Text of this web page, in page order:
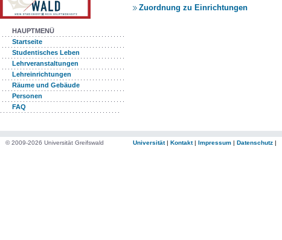
HAUPTMENÜ
Startseite
Studentisches Leben
Lehrveranstaltungen
Lehreinrichtungen
Räume und Gebäude
Personen
FAQ
Zuordnung zu Einrichtungen
© 2009-2026 Universität Greifswald Universität| Kontakt| Impressum | Datenschutz |